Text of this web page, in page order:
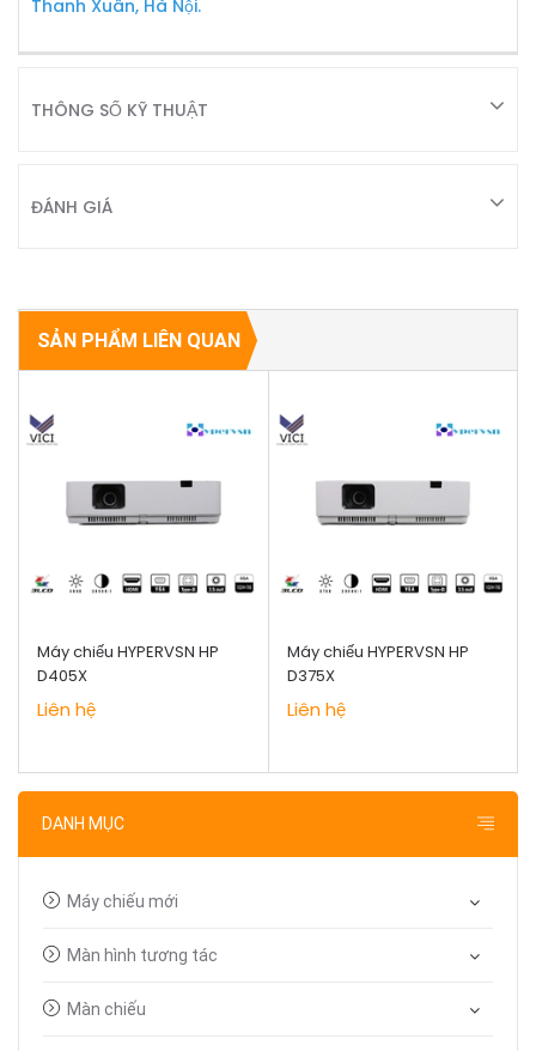
DANH MỤC
Máy chiếu mới
Màn hình tương tác
Màn chiếu
Thanh Xuân, Hà Nội.
THÔNG SỐ KỸ THUẬT
ĐÁNH GIÁ
SẢN PHẨM LIÊN QUAN
Máy chiếu HYPERVSN HP
D405X
Liên hệ
Máy chiếu HYPERVSN HP
D375X
Liên hệ